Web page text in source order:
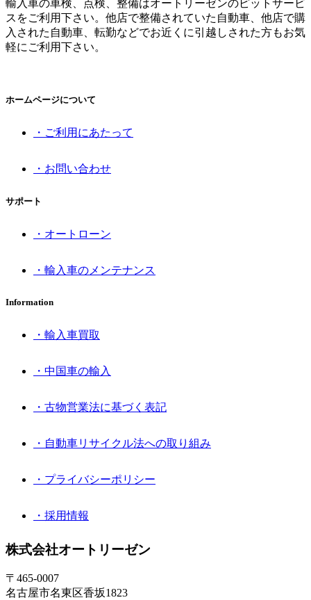
輸入車の車検、点検、整備はオートリーゼンのピットサービ
スをご利用下さい。他店で整備されていた自動車、他店で購
入された自動車、転勤などでお近くに引越しされた方もお気
軽にご利用下さい。
ホームページについて
・ご利用にあたって
・お問い合わせ
サポート
・オートローン
・輸入車のメンテナンス
Information
・輸入車買取
・中国車の輸入
・古物営業法に基づく表記
・自動車リサイクル法への取り組み
・プライバシーポリシー
・採用情報
株式会社オートリーゼン
〒465-0007
名古屋市名東区香坂1823